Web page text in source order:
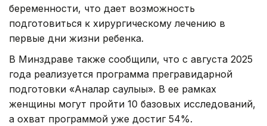
беременности, что дает возможность
подготовиться к хирургическому лечению в
первые дни жизни ребенка.
В Минздраве также сообщили, что с августа 2025
года реализуется программа прегравидарной
подготовки «Аналар саулығы». В ее рамках
женщины могут пройти 10 базовых исследований,
а охват программой уже достиг 54%.